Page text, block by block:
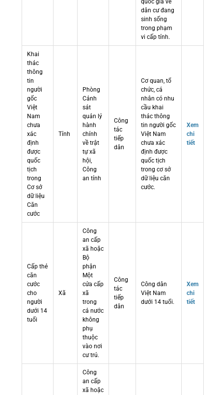
quốc gia về
dân cư đang
sinh sống
trong phạm
vi cấp tỉnh.
Khai
thác
thông
tin
người
gốc
Việt
Nam
chưa
xác
định
được
quốc
tịch
trong
Cơ sở
dữ liệu
Căn
cước
Tỉnh
Phòng
Cảnh
sát
quản lý
hành
chính
về trật
tự xã
hội,
Công
an tỉnh
Công
tác
tiếp
dân
Cơ quan, tổ
chức, cá
nhân có nhu
cầu khai
thác thông
tin người gốc
Việt Nam
chưa xác
định được
quốc tịch
trong cơ sở
dữ liệu căn
cước.
Xem
chi
tiết
Cấp thẻ
căn
cước
cho
người
dưới 14
tuổi
Xã
Công
an cấp
xã hoặc
Bộ
phận
Một
cửa cấp
xã
trong
cả nước
không
phụ
thuộc
vào nơi
cư trú.
Công
tác
tiếp
dân
Công dân
Việt Nam
dưới 14 tuổi.
Xem
chi
tiết
Công
an cấp
xã hoặc